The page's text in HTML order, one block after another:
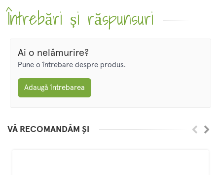
Întrebări și răspunsuri
Ai o nelămurire?
Pune o întrebare despre produs.
Adaugă întrebarea
VĂ RECOMANDĂM ȘI